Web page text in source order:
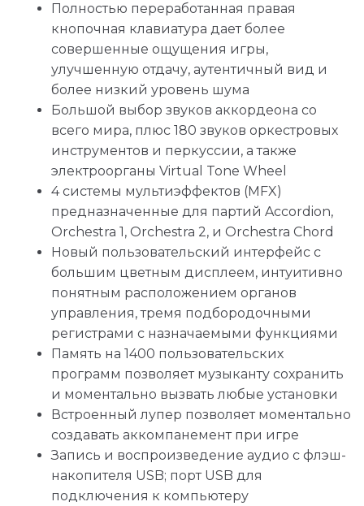
Полностью переработанная правая
кнопочная клавиатура дает более
совершенные ощущения игры,
улучшенную отдачу, аутентичный вид и
более низкий уровень шума
Большой выбор звуков аккордеона со
всего мира, плюс 180 звуков оркестровых
инструментов и перкуссии, а также
электроорганы Virtual Tone Wheel
4 системы мультиэффектов (MFX)
предназначенные для партий Accordion,
Orchestra 1, Orchestra 2, и Orchestra Chord
Новый пользовательский интерфейс с
большим цветным дисплеем, интуитивно
понятным расположением органов
управления, тремя подбородочными
регистрами с назначаемыми функциями
Память на 1400 пользовательских
программ позволяет музыканту сохранить
и моментально вызвать любые установки
Встроенный лупер позволяет моментально
создавать аккомпанемент при игре
Запись и воспроизведение аудио с флэш-
накопителя USB; порт USB для
подключения к компьютеру